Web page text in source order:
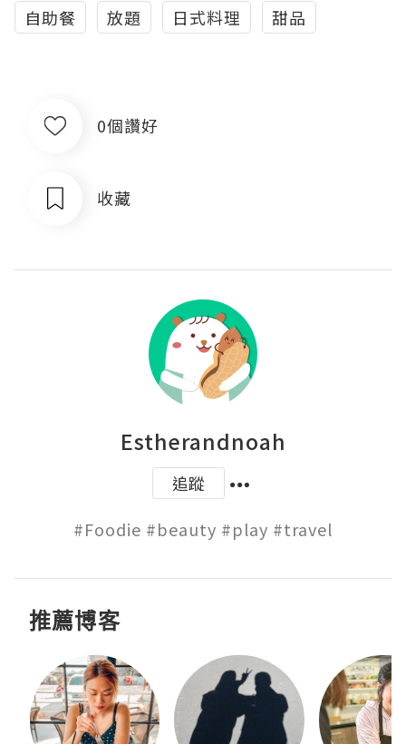
自助餐 放題 日式料理 甜品
0個讚好
收藏
Estherandnoah
追蹤
#Foodie #beauty #play #travel
推薦博客